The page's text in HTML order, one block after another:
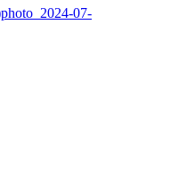
photo_2024-07-